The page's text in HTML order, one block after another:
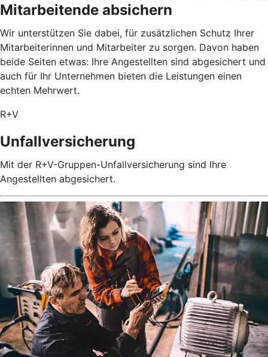
Mitarbeitende absichern
Wir unterstützen Sie dabei, für zusätzlichen Schutz Ihrer
Mitarbeiterinnen und Mitarbeiter zu sorgen. Davon haben
beide Seiten etwas: Ihre Angestellten sind abgesichert und
auch für Ihr Unternehmen bieten die Leistungen einen
echten Mehrwert.
R+V
Unfallversicherung
Mit der R+V-Gruppen-Unfallversicherung sind Ihre
Angestellten abgesichert.